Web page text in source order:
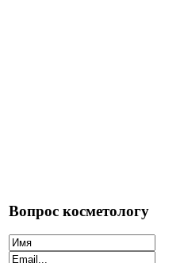
Вопрос косметологу